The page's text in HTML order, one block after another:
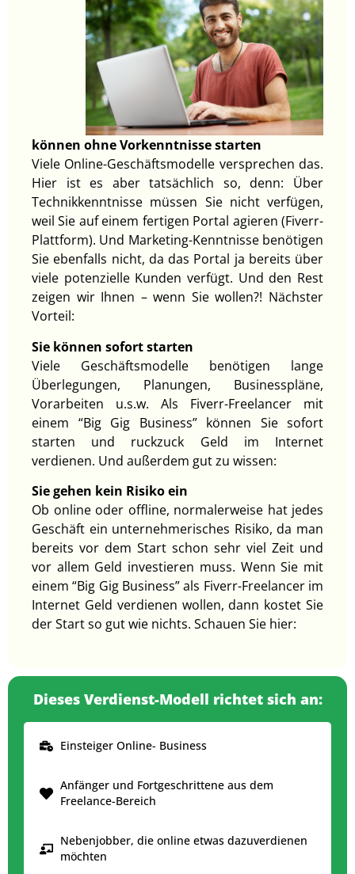
können ohne Vorkenntnisse starten
Viele Online-Geschäftsmodelle versprechen das.
Hier ist es aber tatsächlich so, denn: Über
Technikkenntnisse müssen Sie nicht verfügen,
weil Sie auf einem fertigen Portal agieren (Fiverr-
Plattform). Und Marketing-Kenntnisse benötigen
Sie ebenfalls nicht, da das Portal ja bereits über
viele potenzielle Kunden verfügt. Und den Rest
zeigen wir Ihnen – wenn Sie wollen?! Nächster
Vorteil:
Sie können sofort starten
Viele Geschäftsmodelle benötigen lange
Überlegungen, Planungen, Businesspläne,
Vorarbeiten u.s.w. Als Fiverr-Freelancer mit
einem “Big Gig Business” können Sie sofort
starten und ruckzuck Geld im Internet
verdienen. Und außerdem gut zu wissen:
Sie gehen kein Risiko ein
Ob online oder offline, normalerweise hat jedes
Geschäft ein unternehmerisches Risiko, da man
bereits vor dem Start schon sehr viel Zeit und
vor allem Geld investieren muss. Wenn Sie mit
einem “Big Gig Business” als Fiverr-Freelancer im
Internet Geld verdienen wollen, dann kostet Sie
der Start so gut wie nichts. Schauen Sie hier:
Dieses Verdienst-Modell richtet sich an:
Einsteiger Online- Business
Anfänger und Fortgeschrittene aus dem
Freelance-Bereich
Nebenjobber, die online etwas dazuverdienen
möchten